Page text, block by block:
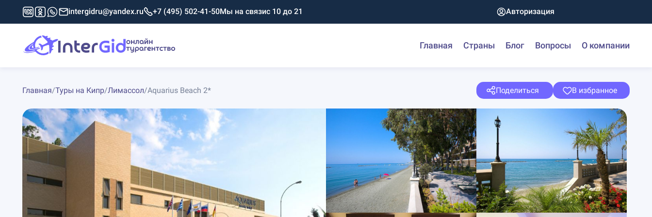
intergidru@yandex.ru +7 (495) 502-41-50Мы на связис 10 до 21 Авторизация
Главная Страны Блог Вопросы О компании
Главная/Туры на Кипр/Лимассол/Aquarius Beach 2* Поделиться В избранное